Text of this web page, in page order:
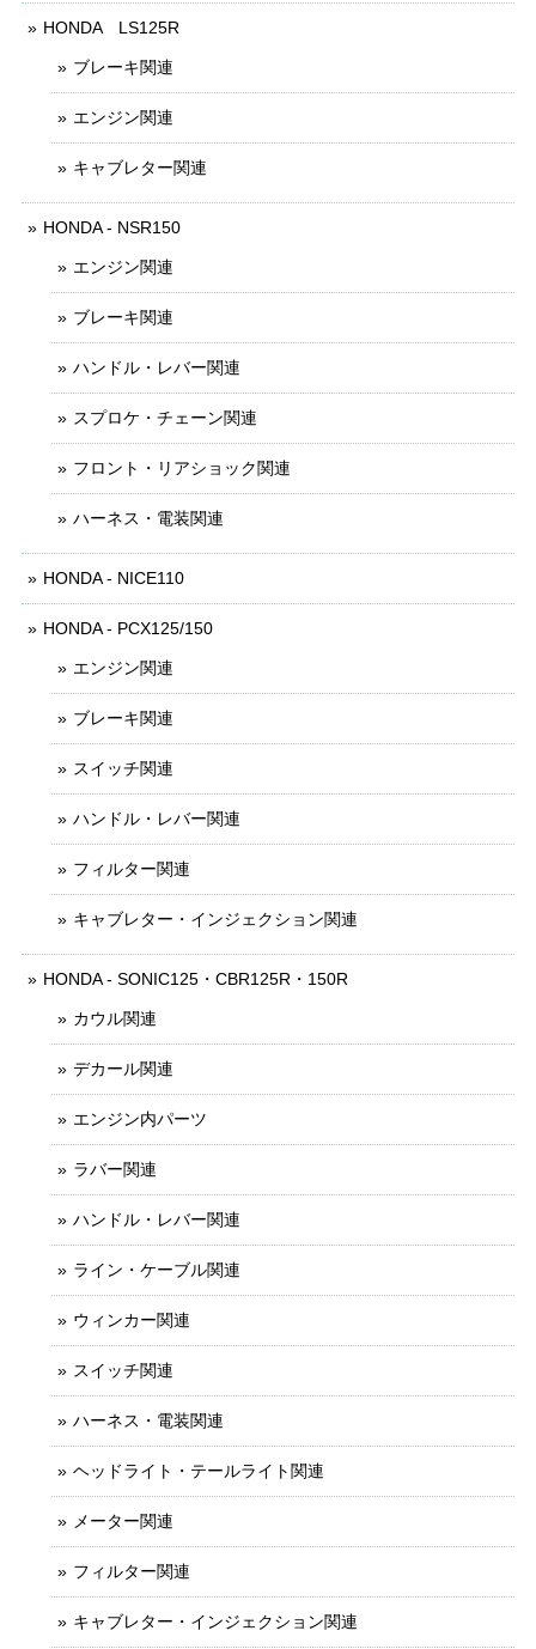
HONDA LS125R
ブレーキ関連
エンジン関連
キャブレター関連
HONDA - NSR150
エンジン関連
ブレーキ関連
ハンドル・レバー関連
スプロケ・チェーン関連
フロント・リアショック関連
ハーネス・電装関連
HONDA - NICE110
HONDA - PCX125/150
エンジン関連
ブレーキ関連
スイッチ関連
ハンドル・レバー関連
フィルター関連
キャブレター・インジェクション関連
HONDA - SONIC125・CBR125R・150R
カウル関連
デカール関連
エンジン内パーツ
ラバー関連
ハンドル・レバー関連
ライン・ケーブル関連
ウィンカー関連
スイッチ関連
ハーネス・電装関連
ヘッドライト・テールライト関連
メーター関連
フィルター関連
キャブレター・インジェクション関連